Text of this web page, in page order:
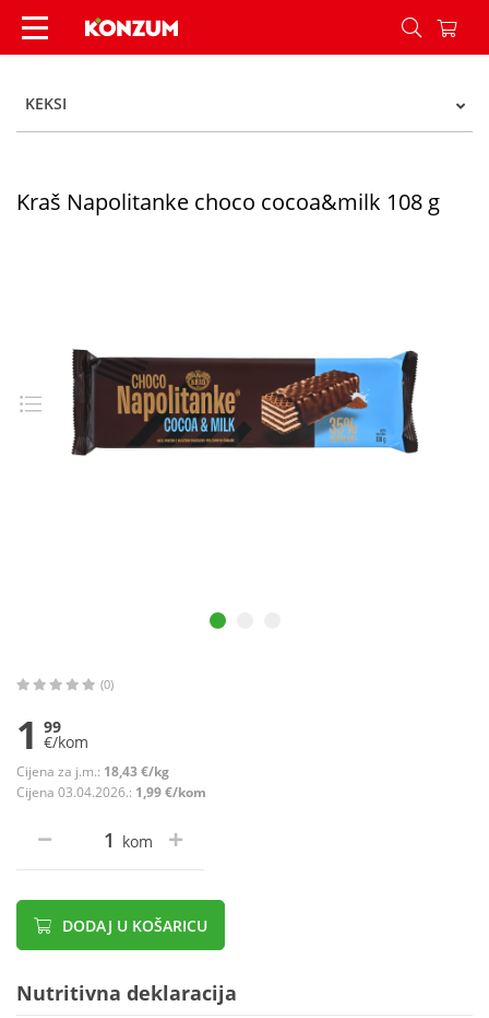
Kraš Napolitanke choco cocoa&milk 108 g -
KEKSI
Kraš Napolitanke choco cocoa&milk 108 g
(0)
1 99
€/kom
Cijena za j.m.: 18,43 €/kg
Cijena 03.04.2026.: 1,99 €/kom
kom
DODAJ U KOŠARICU
Nutritivna deklaracija